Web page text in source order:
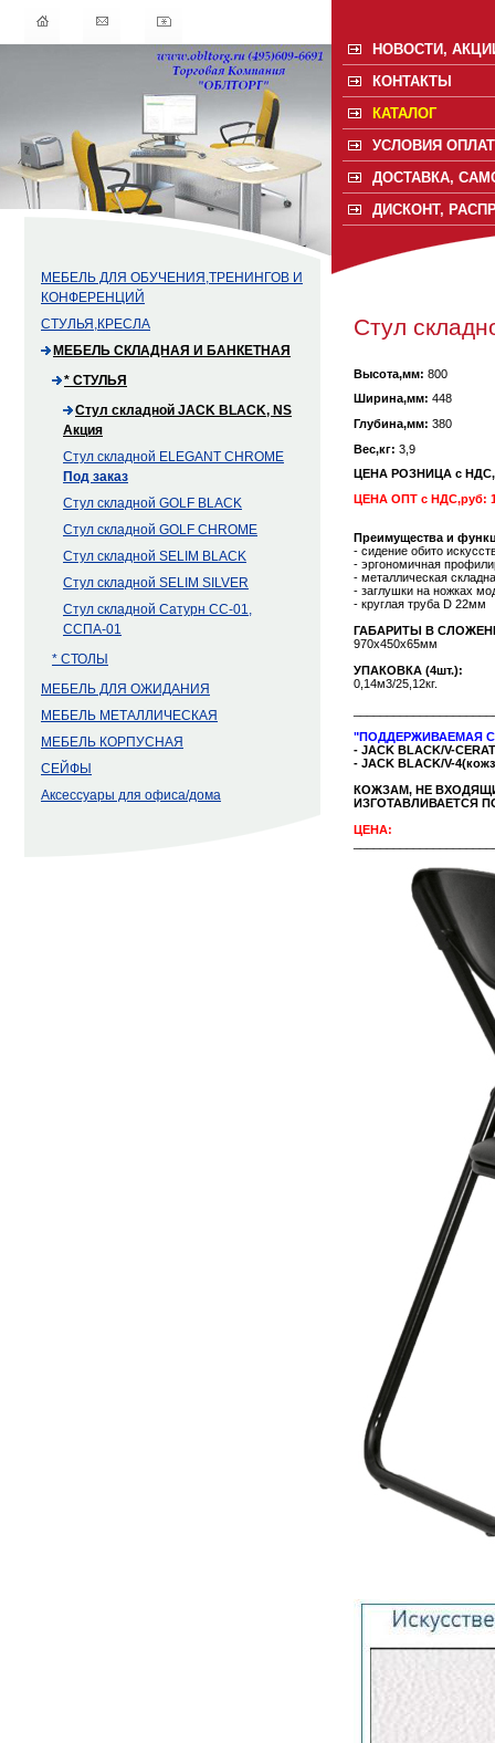
МЕБЕЛЬ ДЛЯ ОБУЧЕНИЯ,ТРЕНИНГОВ И
КОНФЕРЕНЦИЙ
СТУЛЬЯ,КРЕСЛА
МЕБЕЛЬ СКЛАДНАЯ И БАНКЕТНАЯ
* СТУЛЬЯ
Стул складной JACK BLACK, NS
Акция
Стул складной ELEGANT CHROME
Под заказ
Стул складной GOLF BLACK
Стул складной GOLF CHROME
Стул складной SELIM BLACK
Стул складной SELIM SILVER
Стул складной Сатурн СС-01,
ССПА-01
* СТОЛЫ
МЕБЕЛЬ ДЛЯ ОЖИДАНИЯ
МЕБЕЛЬ МЕТАЛЛИЧЕСКАЯ
МЕБЕЛЬ КОРПУСНАЯ
СЕЙФЫ
Аксессуары для офиса/дома
НОВОСТИ,
КОНТАКТЫ
КАТАЛОГ
УСЛОВИЯ
ДОСТАВКА,
ДИСКОНТ,
Стул
Высота,мм: 800
Ширина,мм: 448
Глубина,мм: 380
Вес,кг: 3,9
ЦЕНА РОЗНИЦА с
ЦЕНА ОПТ с НДС,руб:
Преимущества и
- сидение обито
- эргономичная
- металлическая
- заглушки на ножках
- круглая труба D 22мм
ГАБАРИТЫ В
970х450х65мм
УПАКОВКА (4шт.):
0,14м3/25,12кг.
"ПОДДЕРЖИВАЕМАЯ
- JACK BLACK/V-
- JACK BLACK/V-
КОЖЗАМ, НЕ
ИЗГОТАВЛИВАЕТСЯ
ЦЕНА: